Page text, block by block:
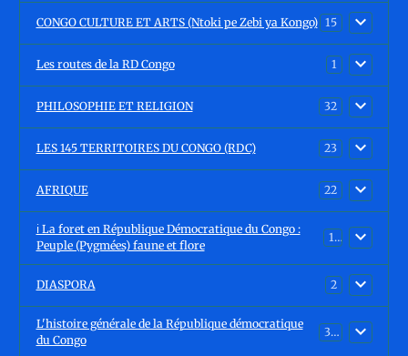
CONGO CULTURE ET ARTS (Ntoki pe Zebi ya Kongo) 15
Les routes de la RD Congo 1
PHILOSOPHIE ET RELIGION 32
LES 145 TERRITOIRES DU CONGO (RDC) 23
AFRIQUE 22
ℹ️ La foret en République Démocratique du Congo :
Peuple (Pygmées) faune et flore
15
DIASPORA 2
L'histoire générale de la République démocratique
du Congo
30